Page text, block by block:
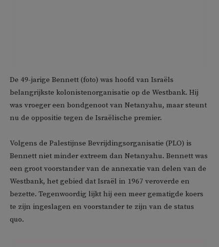
De 49-jarige Bennett (foto) was hoofd van Israëls
belangrijkste kolonistenorganisatie op de Westbank. Hij
was vroeger een bondgenoot van Netanyahu, maar steunt
nu de oppositie tegen de Israëlische premier.
Volgens de Palestijnse Bevrijdingsorganisatie (PLO) is
Bennett niet minder extreem dan Netanyahu. Bennett was
een groot voorstander van de annexatie van delen van de
Westbank, het gebied dat Israël in 1967 veroverde en
bezette. Tegenwoordig lijkt hij een meer gematigde koers
te zijn ingeslagen en voorstander te zijn van de status
quo.